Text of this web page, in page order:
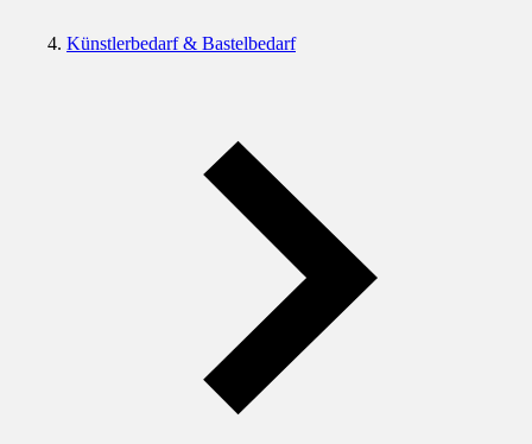
Künstlerbedarf & Bastelbedarf